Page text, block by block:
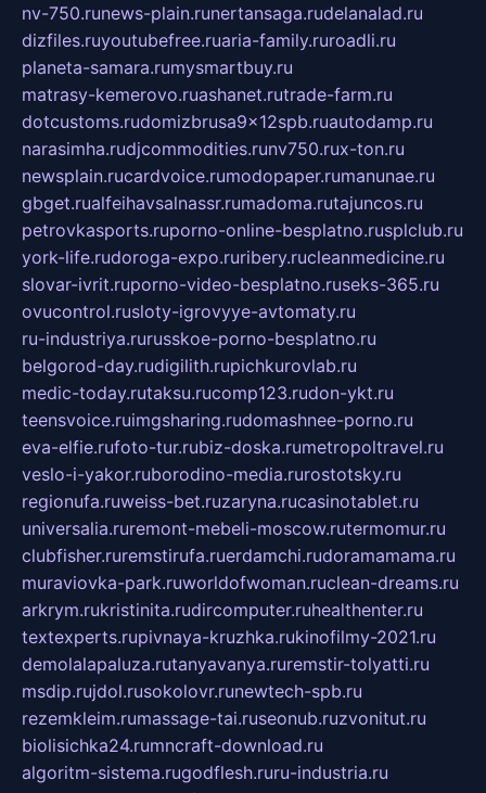
nv-750.runews-plain.runertansaga.rudelanalad.ru
dizfiles.ruyoutubefree.ruaria-family.ruroadli.ru
planeta-samara.rumysmartbuy.ru
matrasy-kemerovo.ruashanet.rutrade-farm.ru
dotcustoms.rudomizbrusa9x12spb.ruautodamp.ru
narasimha.rudjcommodities.runv750.rux-ton.ru
newsplain.rucardvoice.rumodopaper.rumanunae.ru
gbget.rualfeihavsalnassr.rumadoma.rutajuncos.ru
petrovkasports.ruporno-online-besplatno.rusplclub.ru
york-life.rudoroga-expo.ruribery.rucleanmedicine.ru
slovar-ivrit.ruporno-video-besplatno.ruseks-365.ru
ovucontrol.rusloty-igrovyye-avtomaty.ru
ru-industriya.rurusskoe-porno-besplatno.ru
belgorod-day.rudigilith.rupichkurovlab.ru
medic-today.rutaksu.rucomp123.rudon-ykt.ru
teensvoice.ruimgsharing.rudomashnee-porno.ru
eva-elfie.rufoto-tur.rubiz-doska.rumetropoltravel.ru
veslo-i-yakor.ruborodino-media.rurostotsky.ru
regionufa.ruweiss-bet.ruzaryna.rucasinotablet.ru
universalia.ruremont-mebeli-moscow.rutermomur.ru
clubfisher.ruremstirufa.ruerdamchi.rudoramamama.ru
muraviovka-park.ruworldofwoman.ruclean-dreams.ru
arkrym.rukristinita.rudircomputer.ruhealthenter.ru
textexperts.rupivnaya-kruzhka.rukinofilmy-2021.ru
demolalapaluza.rutanyavanya.ruremstir-tolyatti.ru
msdip.rujdol.rusokolovr.runewtech-spb.ru
rezemkleim.rumassage-tai.ruseonub.ruzvonitut.ru
biolisichka24.rumncraft-download.ru
algoritm-sistema.rugodflesh.ruru-industria.ru